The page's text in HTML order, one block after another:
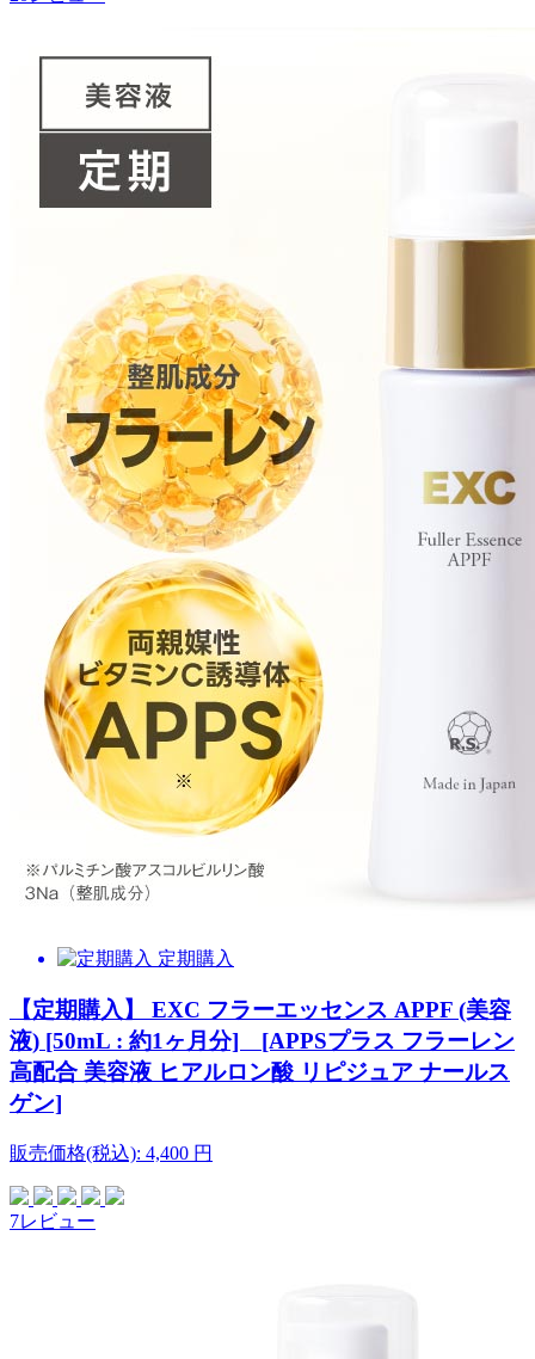
定期購入
【定期購入】 EXC フラーエッセンス APPF (美容
液) [50mL : 約1ヶ月分] [APPSプラス フラーレン
高配合 美容液 ヒアルロン酸 リピジュア ナールス
ゲン]
販売価格(税込): 4,400 円
7レビュー